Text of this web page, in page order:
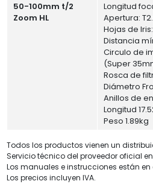
50-100mm t/2
Zoom HL
Longitud
Apertura:
Hojas de
Distancia
Circulo de
(Super
Rosca de
Diámetro
Anillos de
Longitud
Peso 1.89kg
Todos los productos vienen un
Servicio técnico del proveedor oficial
Los manuales e instrucciones están
Los precios incluyen IVA.